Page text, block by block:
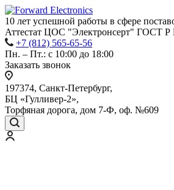
10 лет успешной работы в сфере
Аттестат ЦОС "Электронсерт" ГОСТ
+7 (812) 565-65-56
Пн. – Пт.: с 10:00 до 18:00
Заказать звонок
197374, Санкт-Петербург,
БЦ «Гулливер-2»,
Торфяная дорога, дом 7-Ф, оф. №609